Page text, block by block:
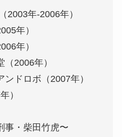
2003年-2006年）
年）
年）
2006年）
ドロボ（2007年）
）
事・柴田竹虎〜